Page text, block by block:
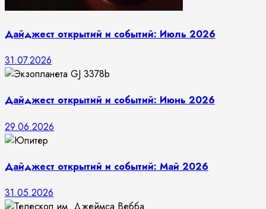
Дайджест открытий и событий: Июль 2026
31.07.2026
Дайджест открытий и событий: Июнь 2026
29.06.2026
Дайджест открытий и событий: Май 2026
31.05.2026